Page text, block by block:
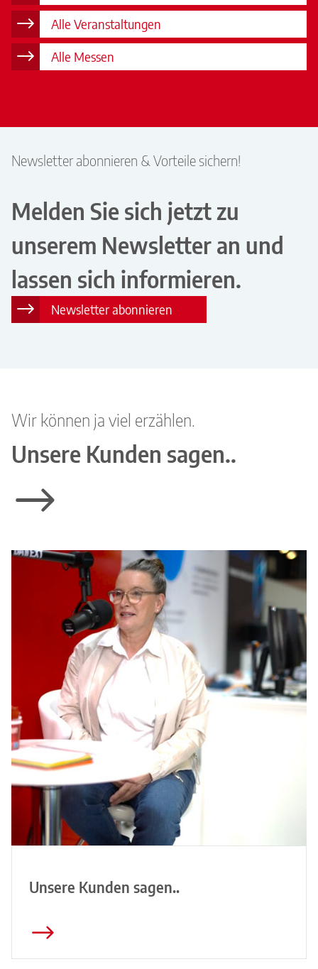
Alle Veranstaltungen
Alle Messen
Newsletter abonnieren & Vorteile sichern!
Melden Sie sich jetzt zu
unserem Newsletter an und
lassen sich informieren.
Newsletter abonnieren
Wir können ja viel erzählen.
Unsere Kunden sagen..
Unsere Kunden sagen..